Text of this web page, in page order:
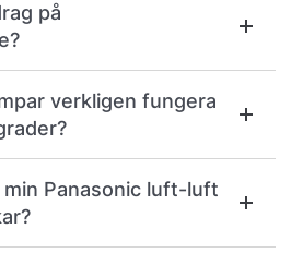
på
verkligen fungera
Panasonic luft-luft